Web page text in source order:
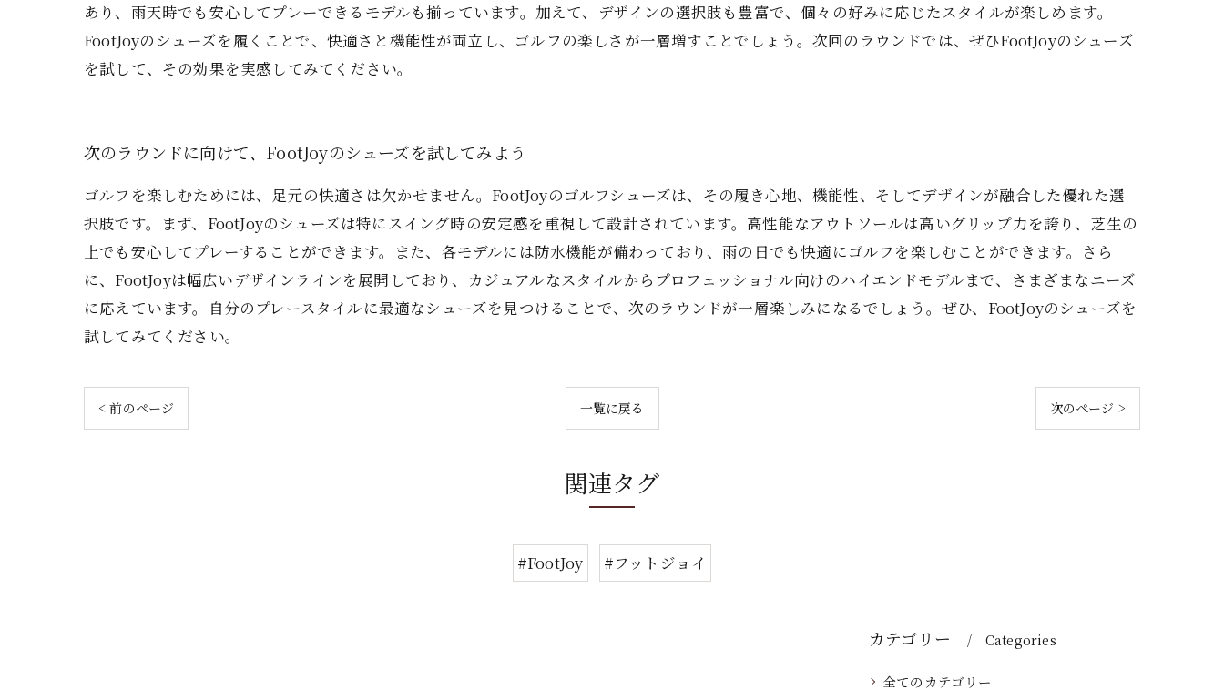
あり、雨天時でも安心してプレーできるモデルも揃っています。加えて、デザインの選択肢も豊富で、個々の好みに応じたスタイルが楽しめます。
FootJoyのシューズを履くことで、快適さと機能性が両立し、ゴルフの楽しさが一層増すことでしょう。次回のラウンドでは、ぜひFootJoyのシューズ
を試して、その効果を実感してみてください。
次のラウンドに向けて、FootJoyのシューズを試してみよう
ゴルフを楽しむためには、足元の快適さは欠かせません。FootJoyのゴルフシューズは、その履き心地、機能性、そしてデザインが融合した優れた選
択肢です。まず、FootJoyのシューズは特にスイング時の安定感を重視して設計されています。高性能なアウトソールは高いグリップ力を誇り、芝生の
上でも安心してプレーすることができます。また、各モデルには防水機能が備わっており、雨の日でも快適にゴルフを楽しむことができます。さら
に、FootJoyは幅広いデザインラインを展開しており、カジュアルなスタイルからプロフェッショナル向けのハイエンドモデルまで、さまざまなニーズ
に応えています。自分のプレースタイルに最適なシューズを見つけることで、次のラウンドが一層楽しみになるでしょう。ぜひ、FootJoyのシューズを
試してみてください。
< 前のページ 一覧に戻る 次のページ >
関連タグ
#FootJoy #フットジョイ
カテゴリー Categories
全てのカテゴリー